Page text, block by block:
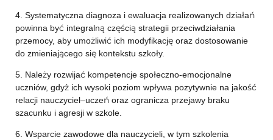
4. Systematyczna diagnoza i ewaluacja realizowanych działań
powinna być integralną częścią strategii przeciwdziałania
przemocy, aby umożliwić ich modyfikację oraz dostosowanie
do zmieniającego się kontekstu szkoły.
5. Należy rozwijać kompetencje społeczno-emocjonalne
uczniów, gdyż ich wysoki poziom wpływa pozytywnie na jakość
relacji nauczyciel–uczeń oraz ogranicza przejawy braku
szacunku i agresji w szkole.
6. Wsparcie zawodowe dla nauczycieli, w tym szkolenia